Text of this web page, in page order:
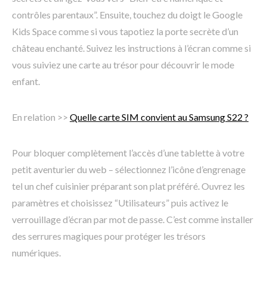
contrôles parentaux”. Ensuite, touchez du doigt le Google
Kids Space comme si vous tapotiez la porte secrète d’un
château enchanté. Suivez les instructions à l’écran comme si
vous suiviez une carte au trésor pour découvrir le mode
enfant.
En relation >> Quelle carte SIM convient au Samsung S22 ?
Pour bloquer complètement l’accès d’une tablette à votre
petit aventurier du web – sélectionnez l’icône d’engrenage
tel un chef cuisinier préparant son plat préféré. Ouvrez les
paramètres et choisissez “Utilisateurs” puis activez le
verrouillage d’écran par mot de passe. C’est comme installer
des serrures magiques pour protéger les trésors
numériques.